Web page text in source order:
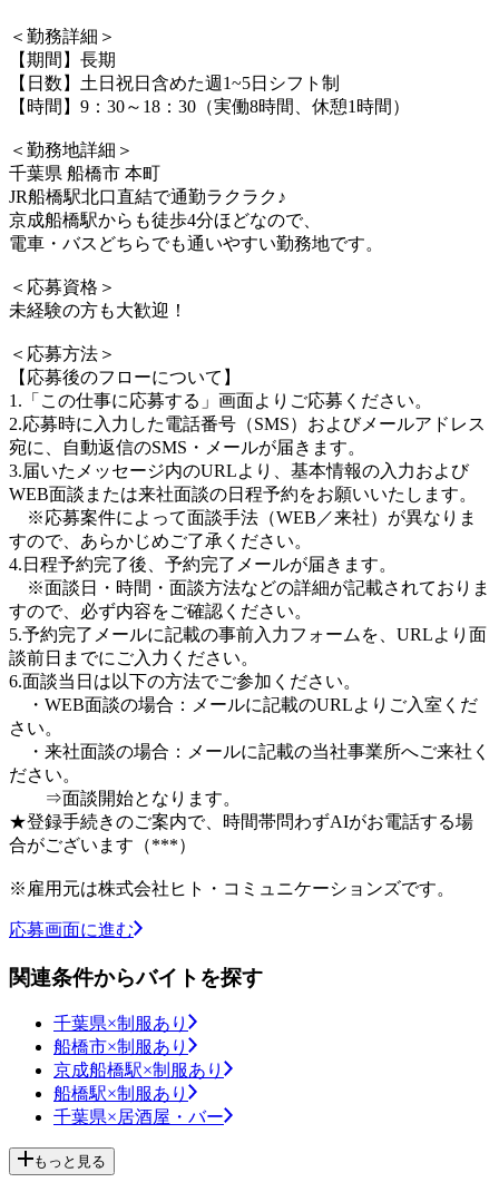
＜勤務詳細＞
【期間】長期
【日数】土日祝日含めた週1~5日シフト制
【時間】9：30～18：30（実働8時間、休憩1時間）
＜勤務地詳細＞
千葉県 船橋市 本町
JR船橋駅北口直結で通勤ラクラク♪
京成船橋駅からも徒歩4分ほどなので、
電車・バスどちらでも通いやすい勤務地です。
＜応募資格＞
未経験の方も大歓迎！
＜応募方法＞
【応募後のフローについて】
1.「この仕事に応募する」画面よりご応募ください。
2.応募時に入力した電話番号（SMS）およびメールアドレス
宛に、自動返信のSMS・メールが届きます。
3.届いたメッセージ内のURLより、基本情報の入力および
WEB面談または来社面談の日程予約をお願いいたします。
※応募案件によって面談手法（WEB／来社）が異なりま
すので、あらかじめご了承ください。
4.日程予約完了後、予約完了メールが届きます。
※面談日・時間・面談方法などの詳細が記載されておりま
すので、必ず内容をご確認ください。
5.予約完了メールに記載の事前入力フォームを、URLより面
談前日までにご入力ください。
6.面談当日は以下の方法でご参加ください。
・WEB面談の場合：メールに記載のURLよりご入室くだ
さい。
・来社面談の場合：メールに記載の当社事業所へご来社く
ださい。
⇒面談開始となります。
★登録手続きのご案内で、時間帯問わずAIがお電話する場
合がございます（***）
※雇用元は株式会社ヒト・コミュニケーションズです。
応募画面に進む
関連条件からバイトを探す
千葉県×制服あり
船橋市×制服あり
京成船橋駅×制服あり
船橋駅×制服あり
千葉県×居酒屋・バー
もっと見る